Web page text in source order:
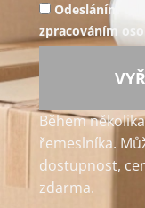
Odesláním
zpracováním
Během
řemeslníka.
dostupnost,
zdarma.